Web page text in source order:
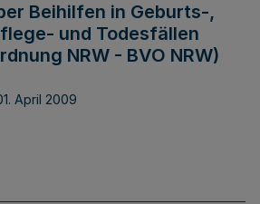
Beihilfen in Geburts-,
und Todesfällen
NRW - BVO NRW)
April 2009